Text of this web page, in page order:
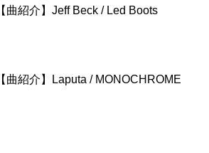
【曲紹介】Jeff Beck / Led Boots
【曲紹介】Laputa / MONOCHROME